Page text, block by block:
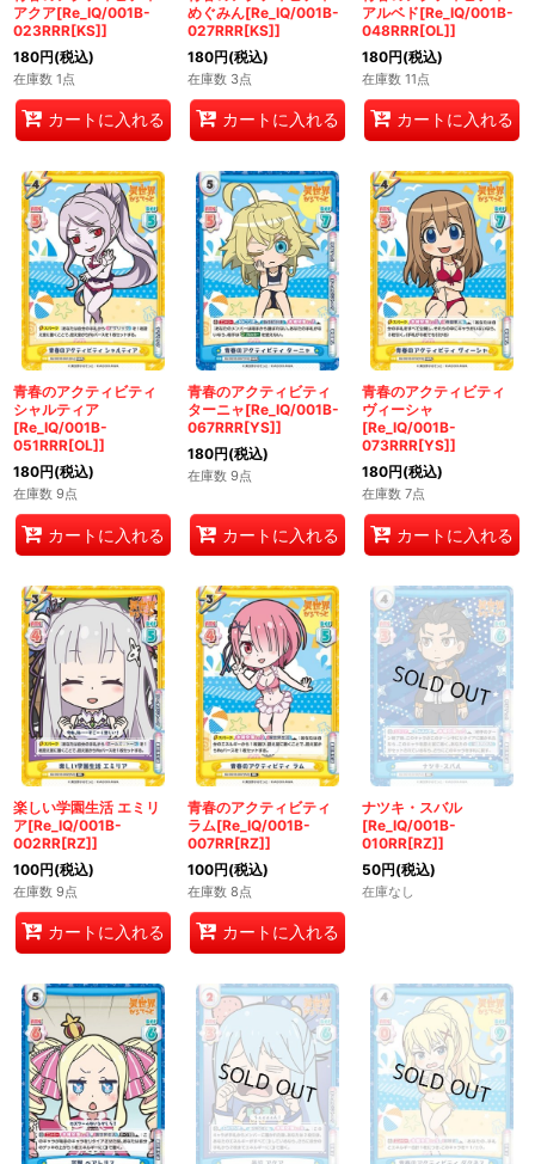
アクア[Re_IQ/001B-
023RRR[KS]]
180円(税込)
在庫数 1点
カートに入れる
めぐみん[Re_IQ/001B-
027RRR[KS]]
180円(税込)
在庫数 3点
カートに入れる
アルベド[Re_IQ/001B-
048RRR[OL]]
180円(税込)
在庫数 11点
カートに入れる
青春のアクティビティ
シャルティア
[Re_IQ/001B-
051RRR[OL]]
180円(税込)
在庫数 9点
カートに入れる
青春のアクティビティ
ターニャ[Re_IQ/001B-
067RRR[YS]]
180円(税込)
在庫数 9点
カートに入れる
青春のアクティビティ
ヴィーシャ
[Re_IQ/001B-
073RRR[YS]]
180円(税込)
在庫数 7点
カートに入れる
楽しい学園生活 エミリ
ア[Re_IQ/001B-
002RR[RZ]]
100円(税込)
在庫数 9点
カートに入れる
青春のアクティビティ
ラム[Re_IQ/001B-
007RR[RZ]]
100円(税込)
在庫数 8点
カートに入れる
ナツキ・スバル
[Re_IQ/001B-
010RR[RZ]]
50円(税込)
在庫なし